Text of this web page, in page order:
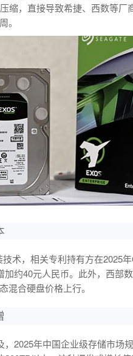
缩，直接导致希捷、西数等
。
术，相关专利持有方在2025
约40元人民币。此外，西部
混合硬盘价格上行。
2025年中国企业级存储市场